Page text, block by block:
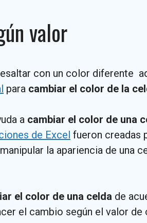
valor
con un color diferente
para cambiar el color de la
a cambiar el color de una
de Excel fueron creadas
la apariencia de una
el color de una celda de
el cambio según el valor de